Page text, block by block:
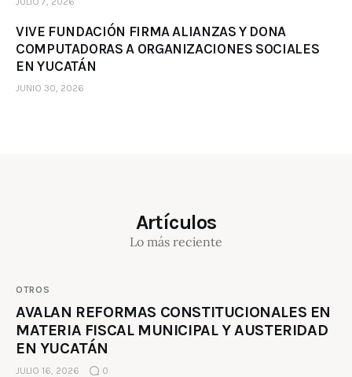
VIVE FUNDACIÓN FIRMA ALIANZAS Y DONA
COMPUTADORAS A ORGANIZACIONES SOCIALES
EN YUCATÁN
JUNIO 30, 2026
Artículos
Lo más reciente
OTROS
AVALAN REFORMAS CONSTITUCIONALES EN
MATERIA FISCAL MUNICIPAL Y AUSTERIDAD
EN YUCATÁN
JULIO 16, 2026 0